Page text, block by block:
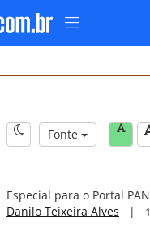
Fonte
Especial para o Portal
Danilo Teixeira Alves |